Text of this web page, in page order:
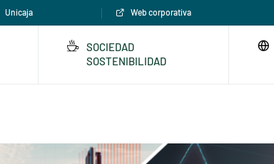
Unicaja Web corporativa
SOCIEDAD
SOSTENIBILIDAD